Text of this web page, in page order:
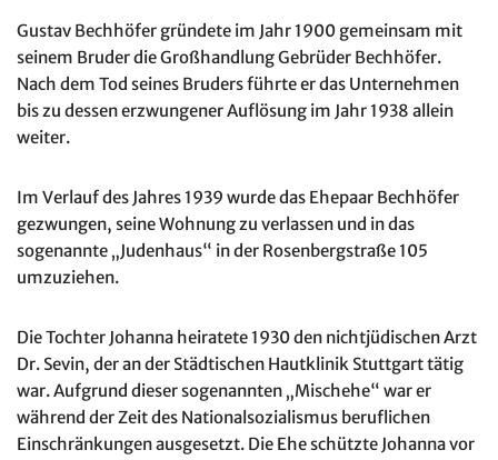
Gustav Bechhöfer gründete im Jahr 1900 gemeinsam mit
seinem Bruder die Großhandlung Gebrüder Bechhöfer.
Nach dem Tod seines Bruders führte er das Unternehmen
bis zu dessen erzwungener Auflösung im Jahr 1938 allein
weiter.
Im Verlauf des Jahres 1939 wurde das Ehepaar Bechhöfer
gezwungen, seine Wohnung zu verlassen und in das
sogenannte „Judenhaus“ in der Rosenbergstraße 105
umzuziehen.
Die Tochter Johanna heiratete 1930 den nichtjüdischen Arzt
Dr. Sevin, der an der Städtischen Hautklinik Stuttgart tätig
war. Aufgrund dieser sogenannten „Mischehe“ war er
während der Zeit des Nationalsozialismus beruflichen
Einschränkungen ausgesetzt. Die Ehe schützte Johanna vor